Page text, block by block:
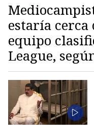
estaría
equipo
League,